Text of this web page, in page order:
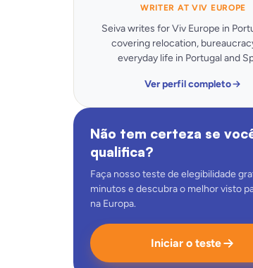
WRITER AT VIV EUROPE
Seiva writes for Viv Europe in
covering relocation,
everyday life in Portugal and
Ver perfil completo
Não tem certeza se
qualifica?
Faça nosso teste de elegibilidade
minutos e descubra o melhor visto
na Europa.
Iniciar o teste